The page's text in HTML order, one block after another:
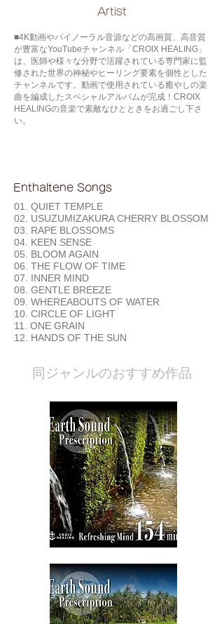
​Artist
■4K動画やバイノーラル音源などの高画質、高音質
が豊富なYouTubeチャンネル「CROIX HEALING」
は、医師や様々な分野で活躍されている専門家に監
修された世界の神秘やヒーリング要素を個性とした
チャンネルです。動画で使用されている癒やしの楽
曲を編成したスペシャルアルバムが完成！CROIX
HEALINGの音楽で素敵なひとときをお過ごし下さ
い。
Enthaltene Songs
01. QUIET TEMPLE
02. USUZUMIZAKURA CHERRY BLOSSOM
03. RAPE BLOSSOMS
04. KEEN SENSE
05. BLOOM AGAIN
06. THE FLOW OF TIME
07. INNER MIND
08. GENTLE BREEZE
09. WHEREABOUTS OF WATER
10. CIRCLE OF LIGHT
11. ONE GRAIN
12. HANDS OF THE SUN
​同ジャンルのおすすめ作品